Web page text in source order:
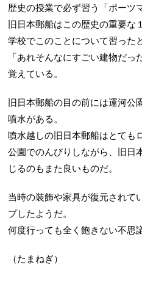
歴史の授業で必ず習う「ポーツ
旧日本郵船はこの歴史の重要な
学校でこのことについて習った
「あれそんなにすごい建物だ
覚えている。
旧日本郵船の目の前には運河公
噴水がある。
噴水越しの旧日本郵船はとても
公園でのんびりしながら、旧日
じるのもまた良いものだ。
当時の装飾や家具が復元されて
プしたようだ。
何度行っても全く飽きない不思
（たまねぎ）